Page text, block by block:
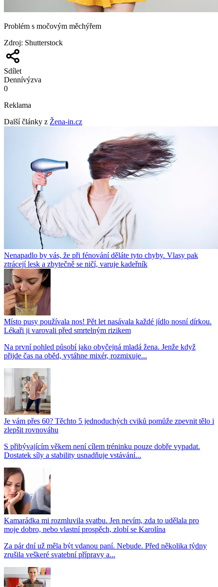
Problém s močovým měchýřem
Zdroj: Shutterstock
Sdílet
Dennívýzva
0
Reklama
Další články z Žena-in.cz
Nenapadlo by vás, že při fénování děláte tyto chyby. Vlasy pak
ztrácejí lesk a zbytečně se ničí, varuje kadeřník
Místo pusy používala nos! Pět let nasávala každé jídlo nosní dírkou.
Lékaři ji varovali před smrtelným rizikem
Na první pohled působí jako obyčejná mladá žena. Jenže když
přijde čas na oběd, vytáhne mixér, rozmixuje...
Je vám přes 60? Těchto 5 jednoduchých cviků pomůže zpevnit tělo i
zlepšit rovnováhu
S přibývajícím věkem není cílem tréninku pouze dobře vypadat.
Dostatek síly a stability usnadňuje vstávání...
Kamarádka mi rozmluvila svatbu. Jen nevím, zda to udělala pro
moje dobro, nebo vlastní prospěch, zlobí se Karolína
Za pár dní už měla být vdanou paní. Nebude. Před několika týdny
zrušila veškeré svatební přípravy a...